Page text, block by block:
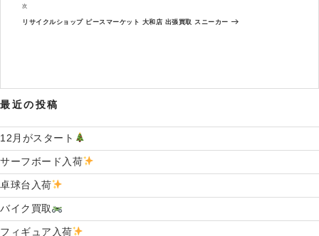
ゲ
ー
投
稿
次
の
次
リサイクルショップ ピースマーケット 大和店 出張買取 スニーカー
最近の投稿
12月がスタート
サーフボード入荷
卓球台入荷
バイク買取
フィギュア入荷